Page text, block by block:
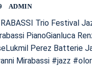
ADMIN
Trio Festival
PianoGianluca
Perez Batterie
Mirabassi #jazz